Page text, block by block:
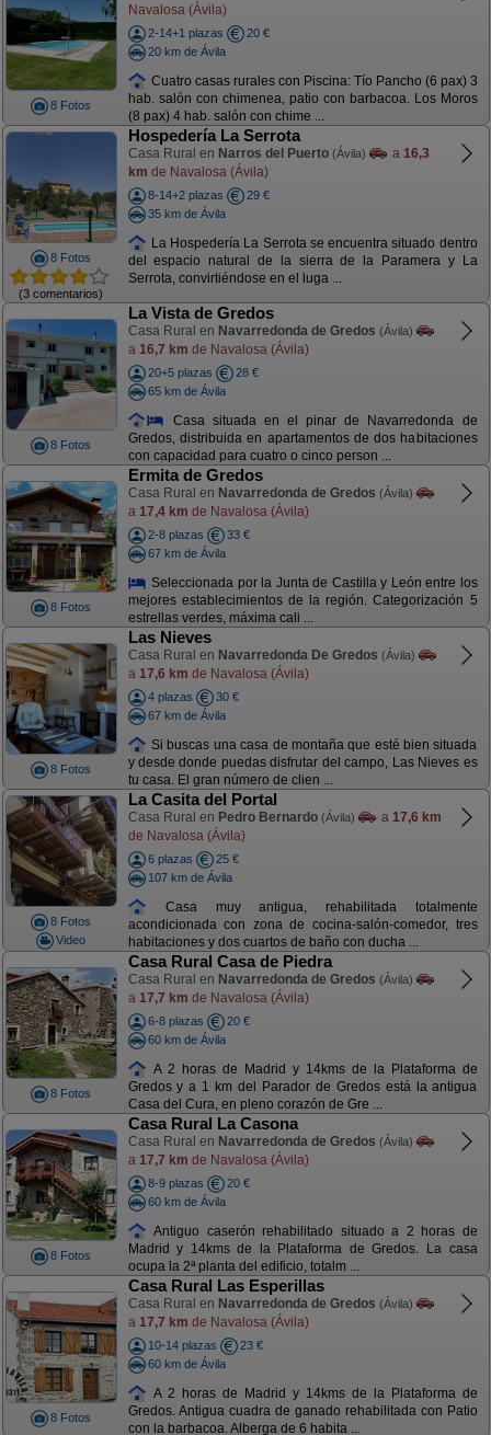
8 Fotos
Navalosa (Ávila)
2-14+1 plazas
20 €
20 km de Ávila
Cuatro casas rurales con Piscina: Tío Pancho (6 pax) 3
hab. salón con chimenea, patio con barbacoa. Los Moros
(8 pax) 4 hab. salón con chime ...
8 Fotos
(3 comentarios)
Hospedería La Serrota
Casa Rural en Narros del Puerto (Ávila) a 16,3
km de Navalosa (Ávila)
8-14+2 plazas
29 €
35 km de Ávila
La Hospedería La Serrota se encuentra situado dentro
del espacio natural de la sierra de la Paramera y La
Serrota, convirtiéndose en el luga ...
8 Fotos
La Vista de Gredos
Casa Rural en Navarredonda de Gredos (Ávila)
a 16,7 km de Navalosa (Ávila)
20+5 plazas
28 €
65 km de Ávila
Casa situada en el pinar de Navarredonda de
Gredos, distribuida en apartamentos de dos habitaciones
con capacidad para cuatro o cinco person ...
8 Fotos
Ermita de Gredos
Casa Rural en Navarredonda de Gredos (Ávila)
a 17,4 km de Navalosa (Ávila)
2-8 plazas
33 €
67 km de Ávila
Seleccionada por la Junta de Castilla y León entre los
mejores establecimientos de la región. Categorización 5
estrellas verdes, máxima cali ...
8 Fotos
Las Nieves
Casa Rural en Navarredonda De Gredos (Ávila)
a 17,6 km de Navalosa (Ávila)
4 plazas
30 €
67 km de Ávila
Si buscas una casa de montaña que esté bien situada
y desde donde puedas disfrutar del campo, Las Nieves es
tu casa. El gran número de clien ...
8 Fotos
Video
La Casita del Portal
Casa Rural en Pedro Bernardo (Ávila) a 17,6 km
de Navalosa (Ávila)
6 plazas
25 €
107 km de Ávila
Casa muy antigua, rehabilitada totalmente
acondicionada con zona de cocina-salón-comedor, tres
habitaciones y dos cuartos de baño con ducha ...
8 Fotos
Casa Rural Casa de Piedra
Casa Rural en Navarredonda de Gredos (Ávila)
a 17,7 km de Navalosa (Ávila)
6-8 plazas
20 €
60 km de Ávila
A 2 horas de Madrid y 14kms de la Plataforma de
Gredos y a 1 km del Parador de Gredos está la antigua
Casa del Cura, en pleno corazón de Gre ...
8 Fotos
Casa Rural La Casona
Casa Rural en Navarredonda de Gredos (Ávila)
a 17,7 km de Navalosa (Ávila)
8-9 plazas
20 €
60 km de Ávila
Antiguo caserón rehabilitado situado a 2 horas de
Madrid y 14kms de la Plataforma de Gredos. La casa
ocupa la 2ª planta del edificio, totalm ...
8 Fotos
Casa Rural Las Esperillas
Casa Rural en Navarredonda de Gredos (Ávila)
a 17,7 km de Navalosa (Ávila)
10-14 plazas
23 €
60 km de Ávila
A 2 horas de Madrid y 14kms de la Plataforma de
Gredos. Antigua cuadra de ganado rehabilitada con Patio
con la barbacoa. Alberga de 6 habita ...